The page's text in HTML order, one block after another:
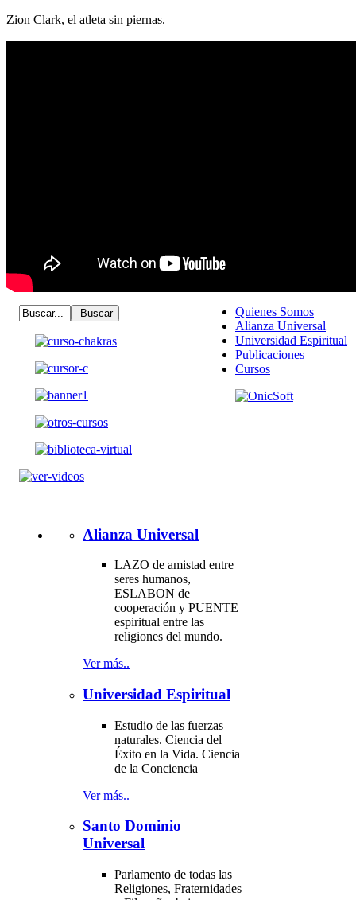
Zion Clark, el atleta sin piernas.
Alianza Universal
LAZO de amistad entre
seres humanos,
ESLABON de
cooperación y PUENTE
espiritual entre las
religiones del mundo.
Ver más..
Universidad Espiritual
Estudio de las fuerzas
naturales. Ciencia del
Éxito en la Vida. Ciencia
de la Conciencia
Ver más..
Santo Dominio
Universal
Parlamento de todas las
Religiones, Fraternidades
Quienes Somos
Alianza Universal
Universidad Espiritual
Publicaciones
Cursos